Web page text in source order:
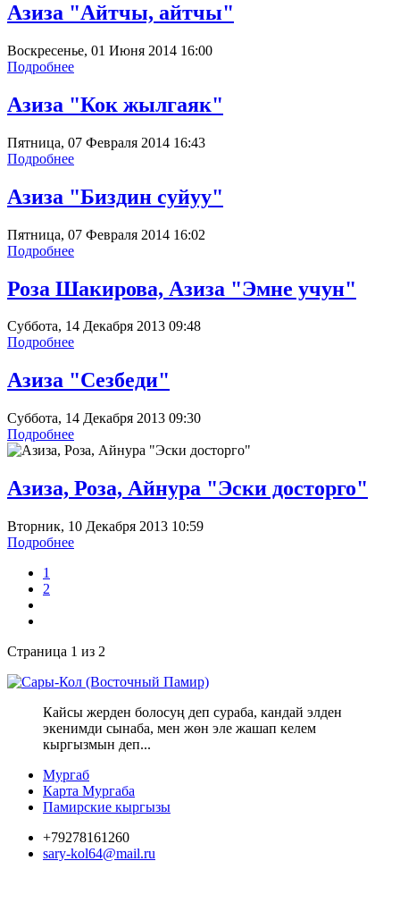
Азиза "Айтчы, айтчы"
Воскресенье, 01 Июня 2014 16:00
Подробнее
Азиза "Кок жылгаяк"
Пятница, 07 Февраля 2014 16:43
Подробнее
Азиза "Биздин суйуу"
Пятница, 07 Февраля 2014 16:02
Подробнее
Роза Шакирова, Азиза "Эмне учун"
Суббота, 14 Декабря 2013 09:48
Подробнее
Азиза "Сезбеди"
Суббота, 14 Декабря 2013 09:30
Подробнее
Азиза, Роза, Айнура "Эски досторго"
Вторник, 10 Декабря 2013 10:59
Подробнее
1
2
Страница 1 из 2
Кайсы жерден болосуң деп сураба, кандай элден
экенимди сынаба, мен жөн эле жашап келем
кыргызмын деп...
Мургаб
Карта Мургаба
Памирские кыргызы
+79278161260
sary-kol64@mail.ru